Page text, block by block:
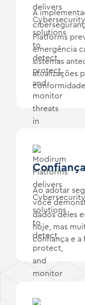
A
Platforms
emergência
sistemas
atualizações
Ao adotar
você
dados deles
hoje, mas
confiança e a